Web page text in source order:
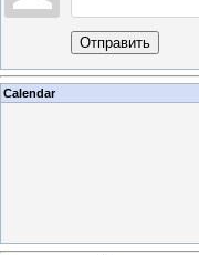
Отправить
Calendar